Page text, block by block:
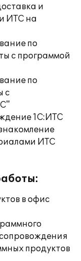
и
ИТС на
по
с программой
по
с
1С:ИТС
ИТС
в офис
продуктов